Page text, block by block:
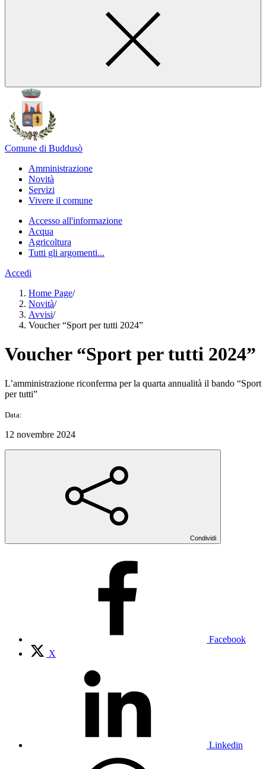
Comune di Buddusò
Amministrazione
Novità
Servizi
Vivere il comune
Accesso all'informazione
Acqua
Agricoltura
Tutti gli argomenti...
Accedi
Home Page/
Novità/
Avvisi/
Voucher “Sport per tutti 2024”
Voucher “Sport per tutti 2024”
L’amministrazione riconferma per la quarta annualità il bando “Sport
per tutti”
Data:
12 novembre 2024
Condividi
Facebook
X
Linkedin